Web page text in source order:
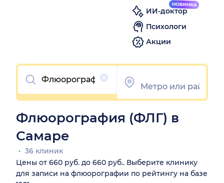
ИИ-доктор
Психологи
Акции
Очистить
Флюорография (ФЛГ) в
Самаре
36 клиник
Цены от 660 руб. до 660 руб.. Выберите клинику
для записи на флюорографии по рейтингу на базе